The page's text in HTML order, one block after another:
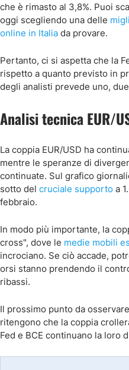
che è rimasto al 3,8%. Puoi
oggi scegliendo una delle
online in Italia da provare.
Pertanto, ci si aspetta che la
rispetto a quanto previsto in
degli analisti prevede uno,
Analisi tecnica EUR/
La coppia EUR/USD ha
mentre le speranze di
continuate. Sul grafico
sotto del cruciale supporto a
febbraio.
In modo più importante, la
cross", dove le medie mobili
incrociano. Se ciò accade,
orsi stanno prendendo il
ribassi.
Il prossimo punto da
ritengono che la coppia
Fed e BCE continuano la loro